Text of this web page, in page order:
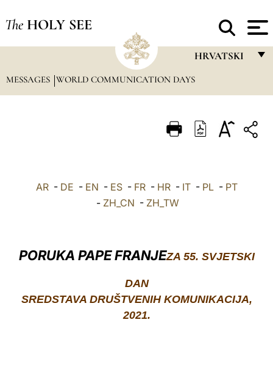
The HOLY SEE
HRVATSKI
FRANÇAIS
ITALIANO
LATINE
MESSAGES WORLD COMMUNICATION DAYS
AR- DE - EN - ES- FR- HR- IT- PL- PT
- ZH_CN - ZH_TW
PORUKA PAPE FRANJEZA 55. SVJETSKI
DAN
SREDSTAVA DRUŠTVENIH KOMUNIKACIJA,
2021.